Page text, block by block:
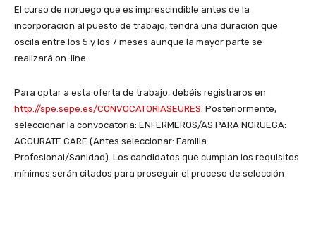
El curso de noruego que es imprescindible antes de la
incorporación al puesto de trabajo, tendrá una duración que
oscila entre los 5 y los 7 meses aunque la mayor parte se
realizará on-line.
Para optar a esta oferta de trabajo, debéis registraros en
http://spe.sepe.es/CONVOCATORIASEURES . Posteriormente,
seleccionar la convocatoria: ENFERMEROS/AS PARA NORUEGA:
ACCURATE CARE (Antes seleccionar: Familia
Profesional/Sanidad). Los candidatos que cumplan los requisitos
mínimos serán citados para proseguir el proceso de selección